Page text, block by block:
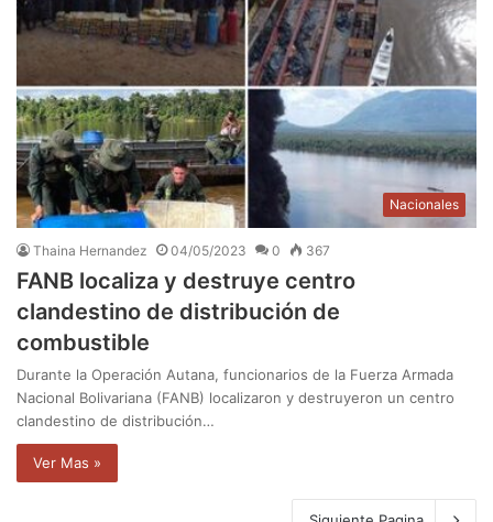
Nacionales
Thaina Hernandez 04/05/2023 0 367
FANB localiza y destruye centro
clandestino de distribución de
combustible
Durante la Operación Autana, funcionarios de la Fuerza Armada
Nacional Bolivariana (FANB) localizaron y destruyeron un centro
clandestino de distribución…
Ver Mas »